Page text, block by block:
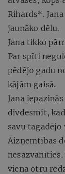
Rihards*.
jaunāko dēlu.
Jana tikko
Par spīti
pēdējo gadu
kājām gaisā.
Jana
divdesmit,
savu
Aizņemtības
viena otru